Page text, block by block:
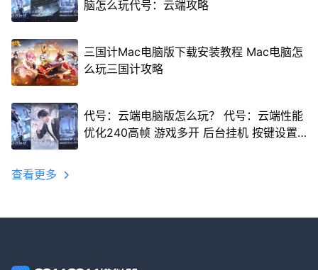
脑怎么玩代号：云端攻略
三国计Mac电脑版下载安装教程 Mac电脑怎
么玩三国计攻略
代号：云端电脑版怎么玩？ 代号：云端性能
优化240高帧 游戏多开 后台挂机 按键设置
查看更多